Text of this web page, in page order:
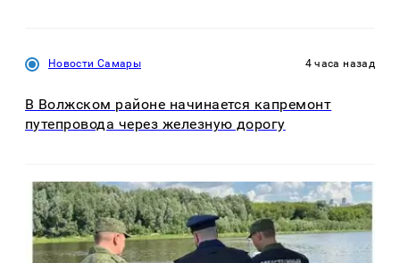
Новости Самары 4 часа назад
В Волжском районе начинается капремонт
путепровода через железную дорогу